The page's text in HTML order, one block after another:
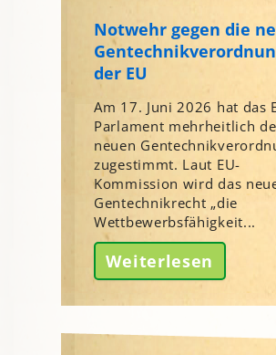
Notwehr gegen die
der EU
Am 17. Juni 2026 hat das
Parlament mehrheitlich
neuen
zugestimmt. Laut EU-
Kommission wird das
Gentechnikrecht „die
Wettbewerbsfähigkeit...
Weiterlesen